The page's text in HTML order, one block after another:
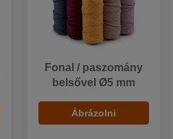
Fonal / paszomány
belsővel Ø5 mm
Ábrázolni